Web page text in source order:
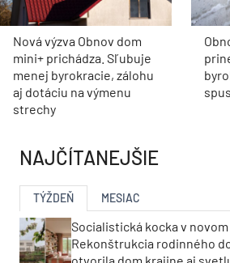
Nová výzva Obnov dom
mini+ prichádza. Sľubuje
menej byrokracie, zálohu
aj dotáciu na výmenu
strechy
NAJČÍTANEJŠIE
TÝŽDEŇ MESIAC
Socialistická kocka v novom
Rekonštrukcia rodinného